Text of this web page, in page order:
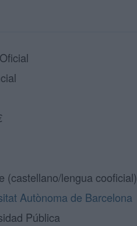
(castellano/lengua cooficial)
Autònoma de Barcelona
Pública